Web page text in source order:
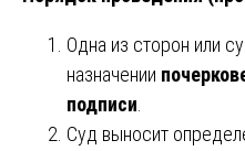
Одна из сторон или
назначении
подписи
Суд выносит